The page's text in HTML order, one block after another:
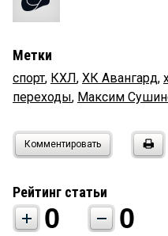
Метки
спорт, КХЛ, ХК Авангард,
переходы, Максим
Комментировать
Рейтинг статьи
0 0